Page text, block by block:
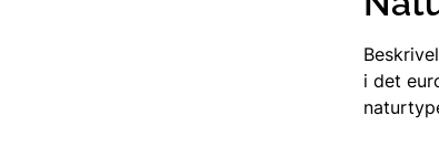
i det